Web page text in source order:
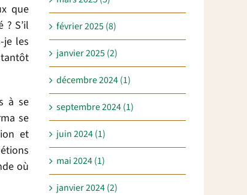
que
? S’il
je les
à se
se
et
où
février 2025 (8)
janvier 2025 (2)
décembre 2024 (1)
septembre 2024 (1)
juin 2024 (1)
mai 2024 (1)
janvier 2024 (2)